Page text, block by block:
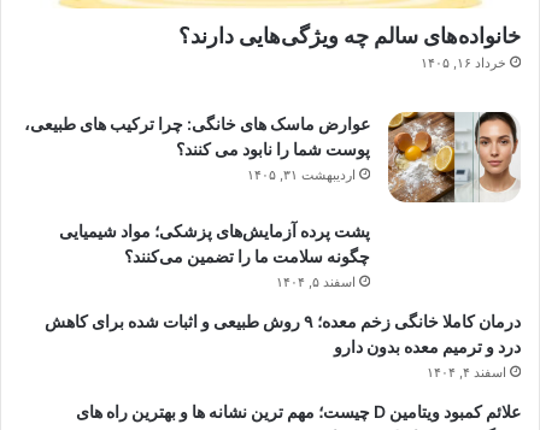
خانواده‌های سالم چه ویژگی‌هایی دارند؟
خرداد ۱۶, ۱۴۰۵
عوارض ماسک های خانگی: چرا ترکیب های طبیعی،
پوست شما را نابود می کنند؟
اردیبهشت ۳۱, ۱۴۰۵
پشت پرده آزمایش‌های پزشکی؛ مواد شیمیایی
چگونه سلامت ما را تضمین می‌کنند؟
اسفند ۵, ۱۴۰۴
درمان کاملا خانگی زخم معده؛ ۹ روش طبیعی و اثبات شده برای کاهش
درد و ترمیم معده بدون دارو
اسفند ۴, ۱۴۰۴
علائم کمبود ویتامین D چیست؛ مهم ترین نشانه ها و بهترین راه های